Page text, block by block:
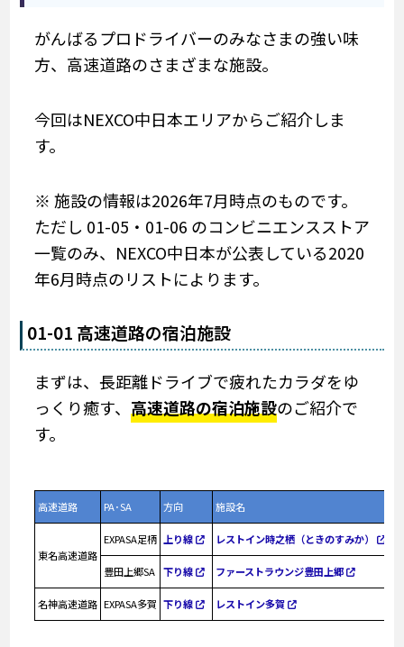
がんばるプロドライバーのみなさまの強い味
方、高速道路のさまざまな施設。
今回はNEXCO中日本エリアからご紹介しま
す。
※ 施設の情報は2026年7月時点のものです。
ただし 01-05・01-06 のコンビニエンスストア
一覧のみ、NEXCO中日本が公表している2020
年6月時点のリストによります。
01-01 高速道路の宿泊施設
まずは、長距離ドライブで疲れたカラダをゆ
っくり癒す、 高速道路の宿泊施設のご紹介で
す。
高速道路 PA･SA 方向 施設名
東名高速道路
EXPASA足柄 上り線 レストイン時之栖（ときのすみか）
豊田上郷SA 下り線 ファーストラウンジ豊田上郷
名神高速道路 EXPASA多賀 下り線 レストイン多賀